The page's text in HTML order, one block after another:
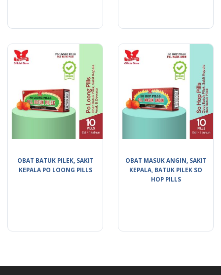
OBAT BATUK PILEK, SAKIT
KEPALA PO LOONG PILLS
OBAT MASUK ANGIN, SAKIT
KEPALA, BATUK PILEK SO
HOP PILLS